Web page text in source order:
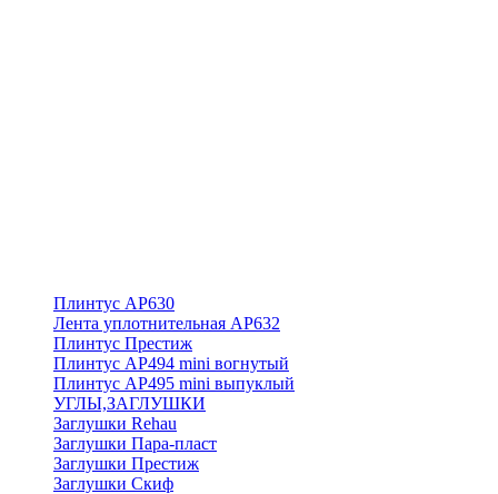
Плинтус АР630
Лента уплотнительная АР632
Плинтус Престиж
Плинтус АР494 mini вогнутый
Плинтус АР495 mini выпуклый
УГЛЫ,ЗАГЛУШКИ
Заглушки Rehau
Заглушки Пара-пласт
Заглушки Престиж
Заглушки Скиф